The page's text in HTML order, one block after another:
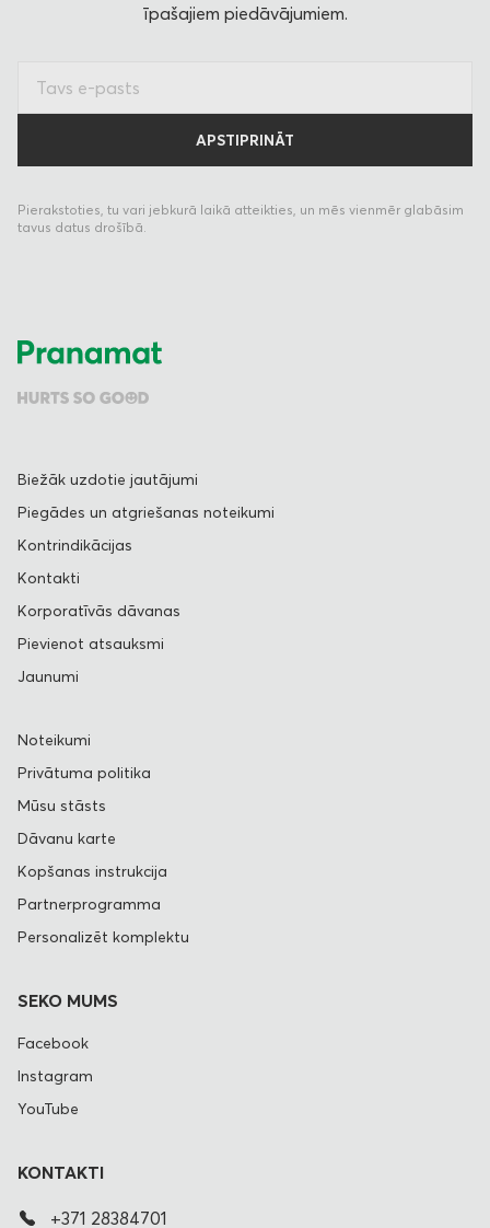
īpašajiem piedāvājumiem.
Pierakstoties, tu vari jebkurā laikā atteikties, un mēs vienmēr glabāsim
tavus datus drošībā.
Biežāk uzdotie jautājumi
Piegādes un atgriešanas noteikumi
Kontrindikācijas
Kontakti
Korporatīvās dāvanas
Pievienot atsauksmi
Jaunumi
Noteikumi
Privātuma politika
Mūsu stāsts
Dāvanu karte
Kopšanas instrukcija
Partnerprogramma
Personalizēt komplektu
SEKO MUMS
Facebook
Instagram
YouTube
KONTAKTI
+371 28384701